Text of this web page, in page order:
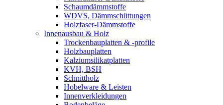
Schaumdämmstoffe
WDVS, Dämmschüttungen
Holzfaser-Dämmstoffe
Innenausbau & Holz
Trockenbauplatten & -profile
Holzbauplatten
Kalziumsilikatplatten
KVH, BSH
Schnittholz
Hobelware & Leisten
Innenverkleidungen